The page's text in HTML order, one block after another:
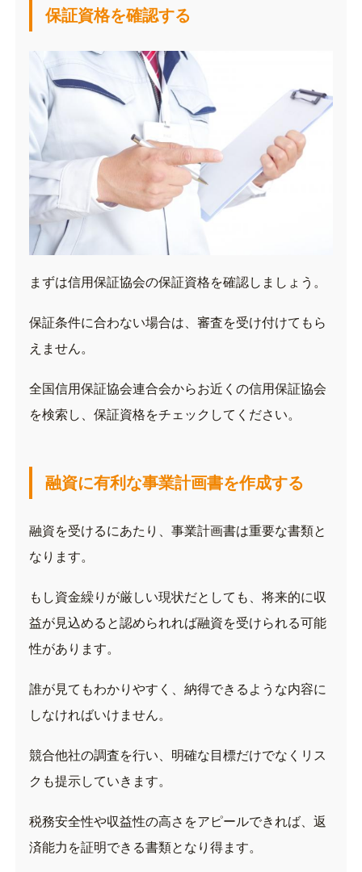
保証資格を確認する
まずは信用保証協会の保証資格を確認しましょう。
保証条件に合わない場合は、審査を受け付けてもら
えません。
全国信用保証協会連合会からお近くの信用保証協会
を検索し、保証資格をチェックしてください。
融資に有利な事業計画書を作成する
融資を受けるにあたり、事業計画書は重要な書類と
なります。
もし資金繰りが厳しい現状だとしても、将来的に収
益が見込めると認められれば融資を受けられる可能
性があります。
誰が見てもわかりやすく、納得できるような内容に
しなければいけません。
競合他社の調査を行い、明確な目標だけでなくリス
クも提示していきます。
税務安全性や収益性の高さをアピールできれば、返
済能力を証明できる書類となり得ます。